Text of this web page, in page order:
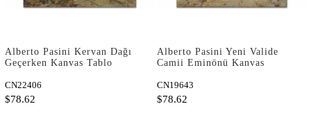
Alberto Pasini Kervan Dağı
Geçerken Kanvas Tablo
CN22406
$78.62
Alberto Pasini Yeni Valide
Camii Eminönü Kanvas
CN19643
$78.62